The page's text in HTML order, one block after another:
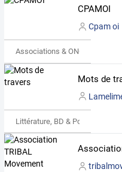
CPAMOI
Cpam oi
Associations & ONG
Mots de
Littérature, BD & Poésie